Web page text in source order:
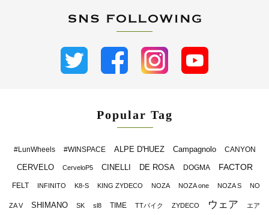
Popular Tag
#LunWheels #WINSPACE ALPE D'HUEZ Campagnolo CANYON
CERVELO CerveloP5 CINELLI DE ROSA DOGMA FACTOR
FELT INFINITO K8-S KING ZYDECO NOZA NOZA one NOZA S NO
ZA V SHIMANO SK sl8 TIME TTバイク ZYDECO ウェア エア